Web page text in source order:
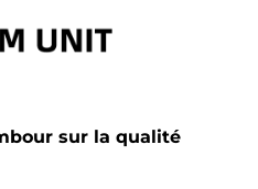
sur la qualité